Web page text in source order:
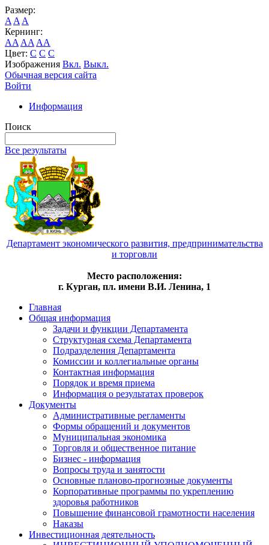
Размер:
A A A
Кернинг:
AA AA AA
Цвет: C C C
Изображения Вкл. Выкл.
Обычная версия сайта
Войти
Информация
Поиск
Все результаты
Департамент экономического развития, предпринимательства
и торговли
Место расположения:
г. Курган, пл. имени В.И. Ленина, 1
Главная
Общая информация
Задачи и функции Департамента
Структурная схема Департамента
Подразделения Департамента
Комиссии и коллегиальные органы
Контактная информация
Порядок и время приема
Информация о результатах проверок
Документы
Административные регламенты
Формы обращений и документов
Муниципальная экономика
Торговля и общественное питание
Бизнес - информация
Вопросы труда и занятости
Основные планово-прогнозные документы
Корпоративные программы по укреплению
здоровья работников
Повышение финансовой грамотности населения
Наказы
Инвестиционная деятельность